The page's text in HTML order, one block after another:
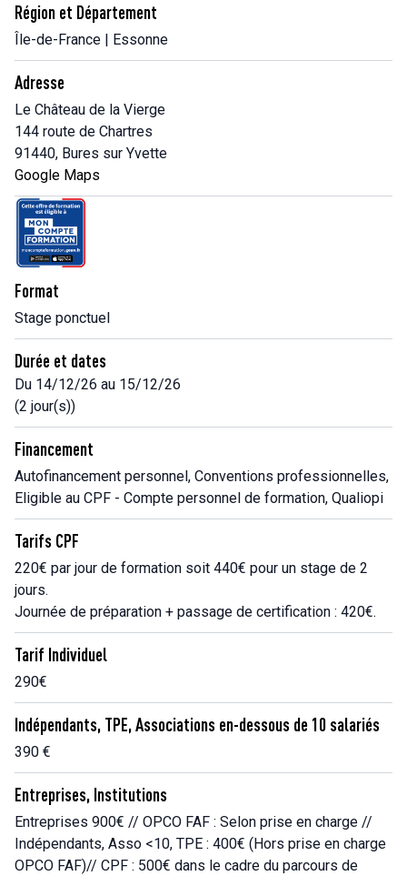
Région et Département
Île-de-France | Essonne
Adresse
Le Château de la Vierge
144 route de Chartres
91440, Bures sur Yvette
Google Maps
Format
Stage ponctuel
Durée et dates
Du 14/12/26 au 15/12/26
(2 jour(s))
Financement
Autofinancement personnel, Conventions professionnelles,
Eligible au CPF - Compte personnel de formation, Qualiopi
Tarifs CPF
220€ par jour de formation soit 440€ pour un stage de 2
jours.
Journée de préparation + passage de certification : 420€.
Tarif Individuel
290€
Indépendants, TPE, Associations en-dessous de 10 salariés
390 €
Entreprises, Institutions
Entreprises 900€ // OPCO FAF : Selon prise en charge //
Indépendants, Asso <10, TPE : 400€ (Hors prise en charge
OPCO FAF)// CPF : 500€ dans le cadre du parcours de